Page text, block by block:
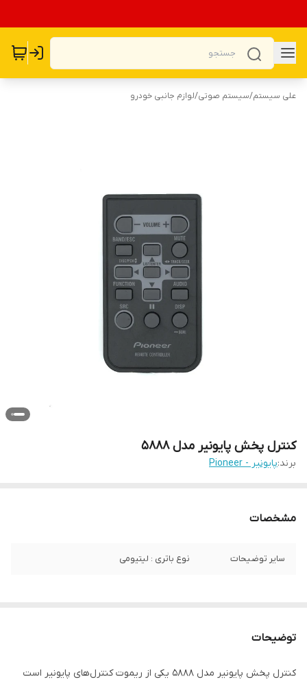
علی سیستم/سیستم صوتی/لوازم جانبی خودرو
کنترل پخش پایونیر مدل 5888
برند:پایونیر - Pioneer
مشخصات
سایر توضیحات نوع باتری : لیتیومی
توضیحات
کنترل پخش پایونیر مدل 5888 یکی از ریموت کنترل‌های پایونیر است